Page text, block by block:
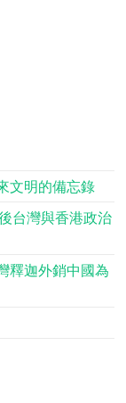
文明的備忘錄
台灣與香港政治
釋迦外銷中國為